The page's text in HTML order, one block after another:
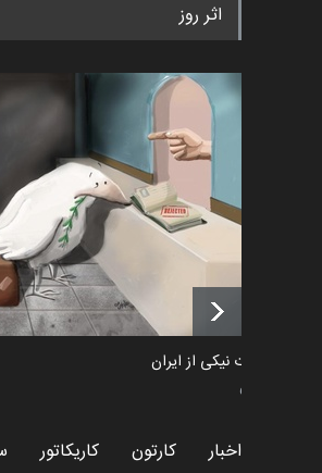
اخبار 2 ماه قبل
رویداد کارگاهی
«ایران سربلند» به ا…
اخبار 6 ماه قبل
فراخوان رویداد
پوستر "ایران سربل…
اخبار 6 ماه قبل
اثر روز
طراوت نیکی از ایران
سیاسی
اخبار کارتون کاریکاتور